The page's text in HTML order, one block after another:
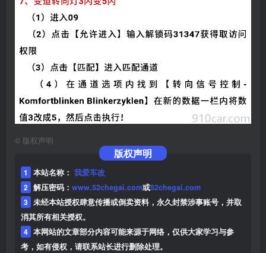
© 版权声明
版权声明
1 本站名称： 我爱车改
2 解压密码： www.52chegai.com或52chegai.com
3 未经本站授权肆意传播或倒卖资料，永久封禁涉事账号，并取
消其所有相关授权。
4 本网站的文章部分内容可能来源于网络，仅供大家学习与参
考，如有侵权，请联系站长进行删除处理。